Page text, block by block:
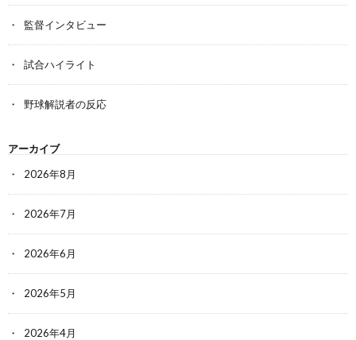
監督インタビュー
試合ハイライト
野球解説者の反応
アーカイブ
2026年8月
2026年7月
2026年6月
2026年5月
2026年4月